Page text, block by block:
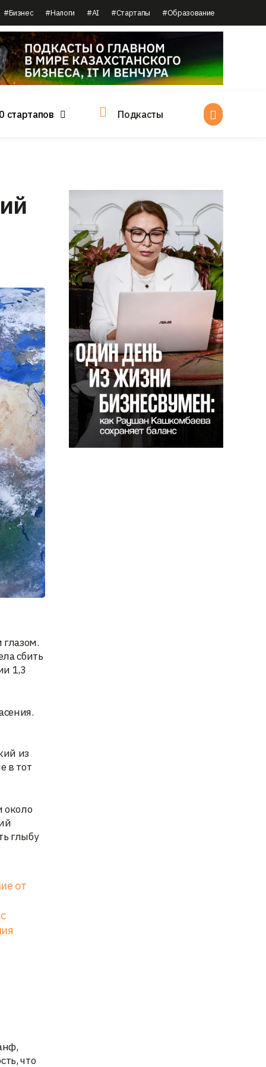
#Бизнес #Налоги #AI #Стартапы #Образование
стартапов Подкасты
сбить
1,3
из
в тот
около
глыбу
от
что